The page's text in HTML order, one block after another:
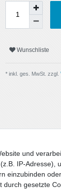
Wunschliste
* inkl. ges. MwSt. zzgl.
und
IP-Adresse),
einzubinden
durch gesetzte